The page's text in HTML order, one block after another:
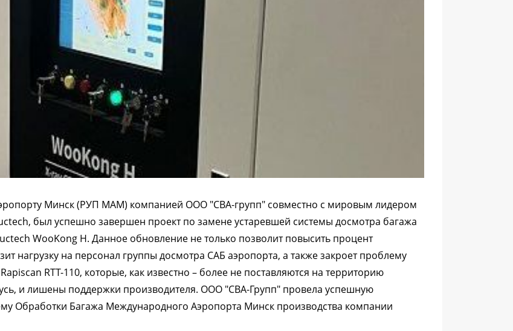
Минск (РУП МАМ) компанией ООО "СВА-групп" совместно с мировым лидером
был успешно завершен проект по замене устаревшей системы досмотра багажа
WooKong H. Данное обновление не только позволит повысить процент
нагрузку на персонал группы досмотра САБ аэропорта, а также закроет проблему
RTT-110, которые, как известно – более не поставляются на территорию
и лишены поддержки производителя. ООО "СВА-Групп" провела успешную
Обработки Багажа Международного Аэропорта Минск производства компании